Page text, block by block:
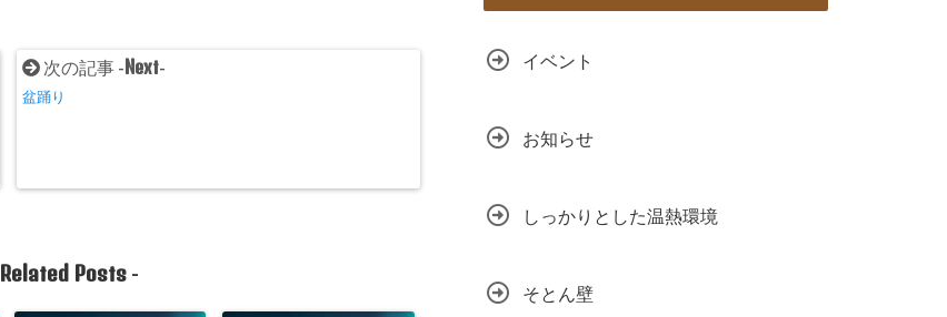
次の記事 - Next-
盆踊り
Related Posts-
イベント
お知らせ
しっかりとした温熱環境
そとん壁